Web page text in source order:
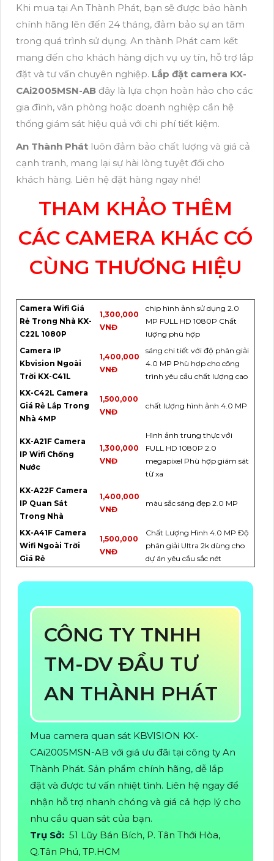
Khi mua tại An Thành Phát, bạn sẽ được bảo hành
chính hãng lên đến 24 tháng, đảm bảo sự an tâm
trong quá trình sử dụng. An thành Phát cam kết
mang đến cho khách hàng dịch vụ uy tín, hỗ trợ lắp
đặt và tư vấn chuyên nghiệp. Lắp đặt camera KX-
CAi2005MSN-AB đây là lựa chọn hoàn hảo cho các
gia đình, văn phòng hoặc doanh nghiệp cần hệ
thống giám sát hiệu quả với chi phí tiết kiệm.
An Thành Phát luôn đảm bảo chất lượng và giá cả
cạnh tranh, mang lại sự hài lòng tuyệt đối cho
khách hàng. Liên hệ đặt hàng ngay nhé!
THAM KHẢO THÊM
CÁC CAMERA KHÁC CÓ
CÙNG THƯƠNG HIỆU
Camera Wifi Giá
Rẻ Trong Nhà KX-
C22L 1080P
1,300,000
VNĐ
chip hình ảnh sử dụng 2.0
MP FULL HD 1080P Chất
lượng phù hợp
Camera IP
Kbvision Ngoài
Trời KX-C41L
1,400,000
VNĐ
sáng chi tiết với độ phân giải
4.0 MP Phù hợp cho công
trình yêu cầu chất lượng cao
KX-C42L Camera
Giá Rẻ Lắp Trong
Nhà 4MP
1,500,000
VNĐ
chất lượng hình ảnh 4.0 MP
KX-A21F Camera
IP Wifi Chống
Nước
1,300,000
VNĐ
Hình ảnh trung thực với
FULL HD 1080P 2.0
megapixel Phù hợp giám sát
từ xa
KX-A22F Camera
IP Quan Sát
Trong Nhà
1,400,000
VNĐ
màu sắc sáng đẹp 2.0 MP
KX-A41F Camera
Wifi Ngoài Trời
Giá Rẻ
1,500,000
VNĐ
Chất Lượng Hình 4.0 MP Độ
phân giải Ultra 2k dùng cho
dự án yêu cầu sắc nét
CÔNG TY TNHH
TM-DV ĐẦU TƯ
AN THÀNH PHÁT
Mua camera quan sát KBVISION KX-
CAi2005MSN-AB với giá ưu đãi tại công ty An
Thành Phát. Sản phẩm chính hãng, dễ lắp
đặt và được tư vấn nhiệt tình. Liên hệ ngay để
nhận hỗ trợ nhanh chóng và giá cả hợp lý cho
nhu cầu quan sát của bạn.
Trụ Sở: 51 Lũy Bán Bích, P. Tân Thới Hòa,
Q.Tân Phú, TP.HCM